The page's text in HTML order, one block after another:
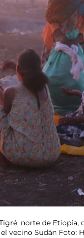
norte de
vecino Sudán Foto: